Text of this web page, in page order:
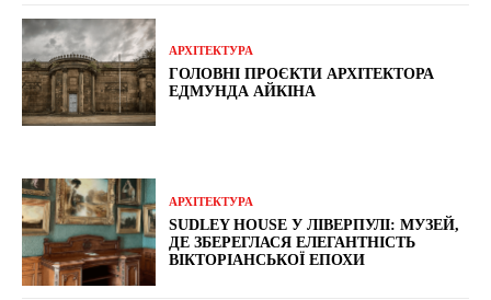
АРХІТЕКТУРА
ГОЛОВНІ ПРОЄКТИ АРХІТЕКТОРА
ЕДМУНДА АЙКІНА
АРХІТЕКТУРА
SUDLEY HOUSE У ЛІВЕРПУЛІ: МУЗЕЙ,
ДЕ ЗБЕРЕГЛАСЯ ЕЛЕГАНТНІСТЬ
ВІКТОРІАНСЬКОЇ ЕПОХИ